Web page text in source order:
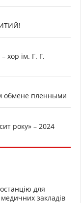
хор ім. Г. Г.
обмене пленными
року» – 2024
для
закладів